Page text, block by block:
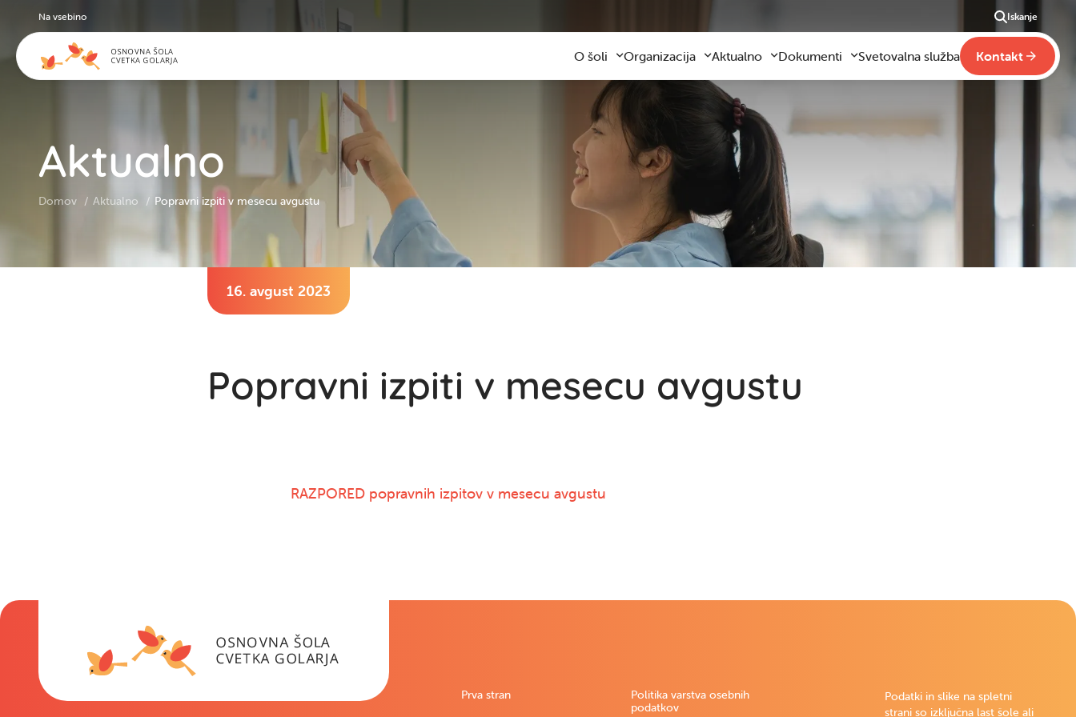
Aktualno
Domov Aktualno Popravni izpiti v mesecu avgustu
16. avgust 2023
Popravni izpiti v mesecu avgustu
RAZPORED popravnih izpitov v mesecu avgustu
Prva stran
Politika varstva osebnih
podatkov
Podatki in slike na spletni
strani so izključna last šole ali
Na vsebino Iskanje
O šoli
Predstavitev šole
Kontaktni podatki
Zaposleni
Organizacija dela
Varna šolska pot
Knjižnica
Katalog informacij javnega značaja
Koristne informacije
Oddaja prostorov
Zobna ambulanta
Tekmovanja
Organizacija
Obvezni program
Razširjeni program
Sodelovanje s starši
Šolski prevozi
Šolska prehrana
Plačilo storitev
Osnovnošolsko izobraževanje na domu
Svetovalna služba
Šolski sklad
Aktualno
Aktualno
Zgodilo se je
Fotogalerija slik
Video vsebine
Dokumenti
Drugi pravilniki
Svetovalna služba Kontakt